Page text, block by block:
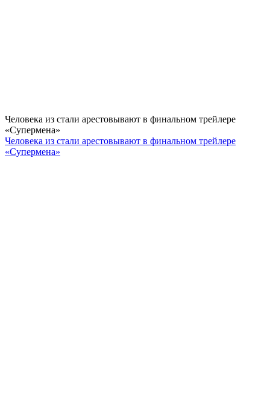
Человека из стали арестовывают в финальном трейлере
«Супермена»
Человека из стали арестовывают в финальном трейлере
«Супермена»